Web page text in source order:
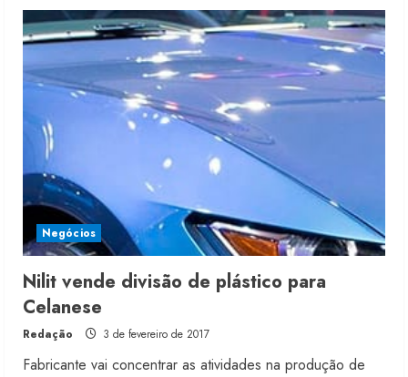
investem
em
fios
tecnológicos
Negócios
Nilit vende divisão de plástico para
Celanese
Redação 3 de fevereiro de 2017
Fabricante vai concentrar as atividades na produção de